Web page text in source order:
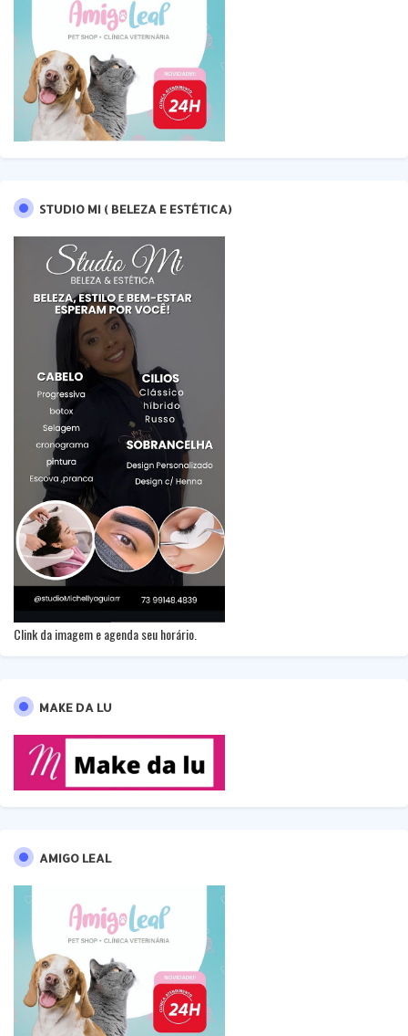
STUDIO MI ( BELEZA E ESTÉTICA)
Clink da imagem e agenda seu horário.
MAKE DA LU
AMIGO LEAL